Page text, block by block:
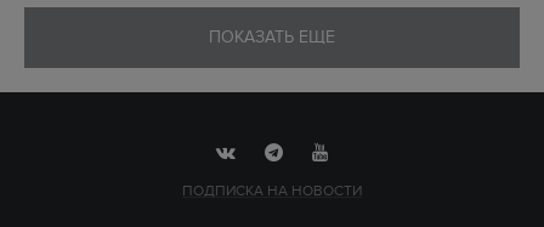
ПОКАЗАТЬ ЕЩЕ
ПОДПИСКА НА НОВОСТИ